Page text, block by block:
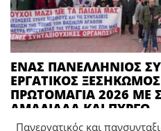
ΕΝΑΣ ΠΑΝΕΛΛΗΝΙΟΣ
ΕΡΓΑΤΙΚΟΣ
ΠΡΩΤΟΜΑΓΙΑ 2026 ΜΕ
ΑΜΑΛΙΑΔΑ ΚΑΙ ΠΥΡΓΟ
Πανεργατικός και